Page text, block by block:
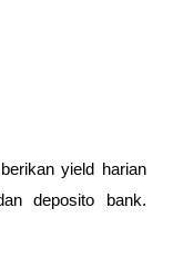
yield harian
deposito bank.